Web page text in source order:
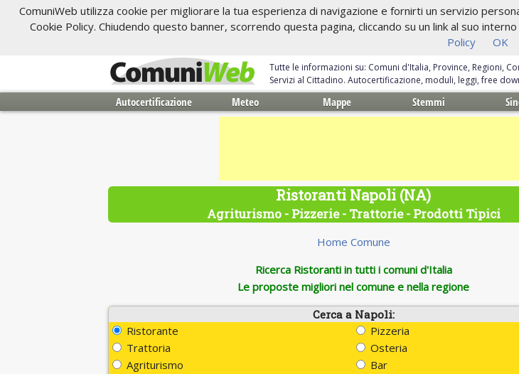
ComuniWeb utilizza cookie per migliorare la tua esperienza di navigazione e fornirti un servizio
Cookie Policy. Chiudendo questo banner, scorrendo questa pagina, cliccando su un link al suo
Policy
OK
Tutte le informazioni su: Comuni d'Italia, Province, Regioni,
Servizi al Cittadino. Autocertificazione, moduli, leggi, free
Autocertificazione Meteo Mappe Stemmi
Ristoranti Napoli (NA)
Agriturismo - Pizzerie - Trattorie - Prodotti Tipici
Home Comune
Ricerca Ristoranti in tutti i comuni d'Italia
Le proposte migliori nel comune e nella regione
Cerca a Napoli:
Ristorante
Pizzeria
Trattoria
Osteria
Agriturismo
Bar